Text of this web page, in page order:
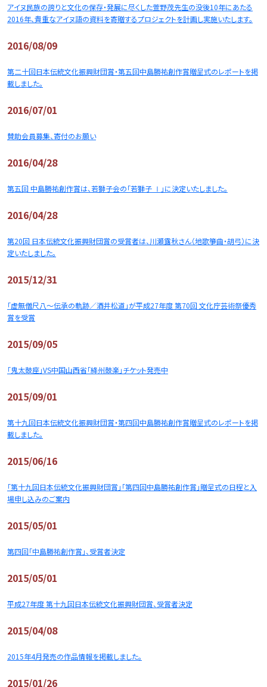
アイヌ民族の誇りと文化の保存・発展に尽くした萱野茂先生の没後10年にあたる
2016年、貴重なアイヌ語の資料を寄贈するプロジェクトを計画し実施いたします。
2016/08/09
第二十回日本伝統文化振興財団賞・第五回中島勝祐創作賞贈呈式のレポートを掲
載しました。
2016/07/01
賛助会員募集、寄付のお願い
2016/04/28
第五回 中島勝祐創作賞は、若獅子会の「若獅子 Ⅰ」に決定いたしました。
2016/04/28
第20回 日本伝統文化振興財団賞の受賞者は、川瀬露秋さん（地歌箏曲・胡弓）に決
定いたしました。
2015/12/31
「虚無僧尺八〜伝承の軌跡／酒井松道」が平成27年度 第70回 文化庁芸術祭優秀
賞を受賞
2015/09/05
「鬼太鼓座」VS中国山西省「絳州鼓楽」チケット発売中
2015/09/01
第十九回日本伝統文化振興財団賞・第四回中島勝祐創作賞贈呈式のレポートを掲
載しました。
2015/06/16
「第十九回日本伝統文化振興財団賞」「第四回中島勝祐創作賞」贈呈式の日程と入
場申し込みのご案内
2015/05/01
第四回「中島勝祐創作賞」、受賞者決定
2015/05/01
平成27年度 第十九回日本伝統文化振興財団賞、受賞者決定
2015/04/08
2015年4月発売の作品情報を掲載しました。
2015/01/26